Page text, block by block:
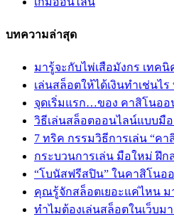
บทความล่าสุด
มารู้จะกับไพ่เสือมังกร เทค
เล่นสล็อตให้ได้เงินทำเช่นไ
จุดเริ่มแรก…ของ คาสิโนออ
วิธีเล่นสล็อตออนไลน์แบบมื
7 ทริค กรรมวิธีการเล่น “คา
กระบวนการเล่น มือใหม่ ฝึก
“โบนัสฟรีสปิน” ในคาสิโนอ
คุณรู้จักสล็อตเยอะแค่ไหน
ทำไมต้องเล่นสล็อตในเว็บม